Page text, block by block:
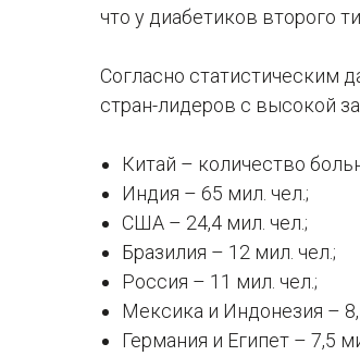
что у диабетиков второго
Согласно статистическим
стран-лидеров с высокой
Китай – количество
Индия – 65 мил. чел.;
США – 24,4 мил. чел.;
Бразилия – 12 мил. чел.;
Россия – 11 мил. чел.;
Мексика и Индонезия –
Германия и Египет – 7,5